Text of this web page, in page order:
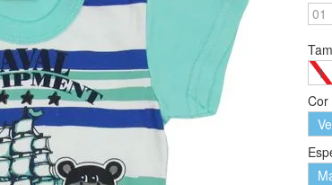
1
Cor